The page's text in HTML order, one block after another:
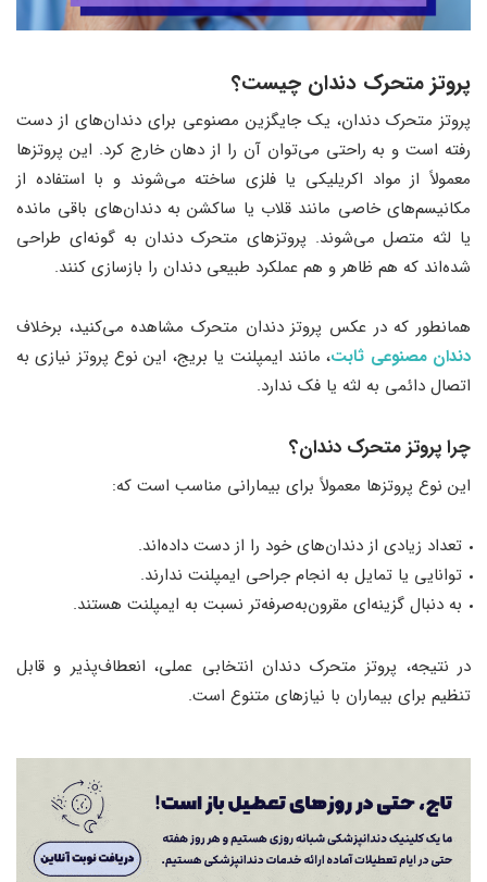
پروتز متحرک دندان چیست؟
پروتز متحرک دندان، یک جایگزین مصنوعی برای دندان‌های از دست
رفته است و به راحتی می‌توان آن را از دهان خارج کرد. این پروتزها
معمولاً از مواد اکریلیکی یا فلزی ساخته می‌شوند و با استفاده از
مکانیسم‌های خاصی مانند قلاب یا ساکشن به دندان‌های باقی مانده
یا لثه متصل می‌شوند. پروتز‌های متحرک دندان به گونه‌ای طراحی
شده‌اند که هم ظاهر و هم عملکرد طبیعی دندان را بازسازی کنند.
همانطور که در عکس پروتز دندان متحرک مشاهده می‌کنید، برخلاف
دندان مصنوعی ثابت، مانند ایمپلنت یا بریج، این نوع پروتز نیازی به
اتصال دائمی به لثه یا فک ندارد.
چرا پروتز متحرک دندان؟
این نوع پروتزها معمولاً برای بیمارانی مناسب است که:
تعداد زیادی از دندان‌های خود را از دست داده‌اند.
توانایی یا تمایل به انجام جراحی ایمپلنت ندارند.
به دنبال گزینه‌ای مقرون‌به‌صرفه‌تر نسبت به ایمپلنت هستند.
در نتیجه، پروتز متحرک دندان انتخابی عملی، انعطاف‌پذیر و قابل
تنظیم برای بیماران با نیازهای متنوع است.